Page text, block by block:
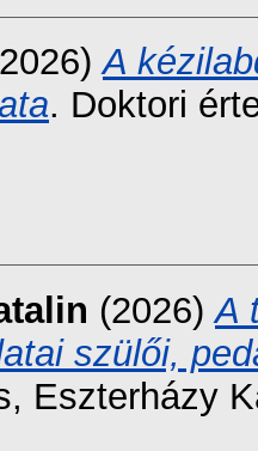
A
. Doktori
(2026)A
szülői,
Eszterházy